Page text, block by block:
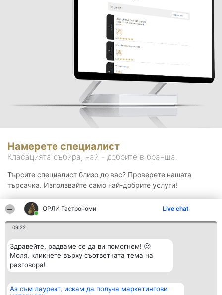
ОРЛИ Гастрономи Live chat
09:22
Здравейте, радваме се да ви помогнем! 🙂
Моля, кликнете върху съответната тема на
разговора!
Аз съм лауреат, искам да получа маркетингови
Намерете специалист
Класацията събира, най - добрите в бранша.
Търсите специалист близо до вас? Проверете нашата
търсачка. Използвайте само най-добрите услуги!
Организатор на
Класация Контакти